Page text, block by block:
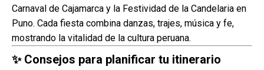
Carnaval de Cajamarca y la Festividad de la Candelaria en
Puno. Cada fiesta combina danzas, trajes, música y fe,
mostrando la vitalidad de la cultura peruana.
✨ Consejos para planificar tu itinerario